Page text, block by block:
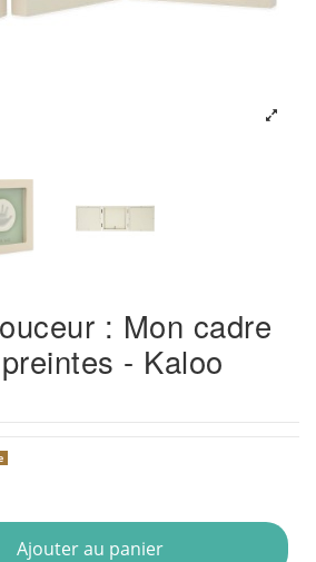
: Mon cadre
- Kaloo
Ajouter au panier